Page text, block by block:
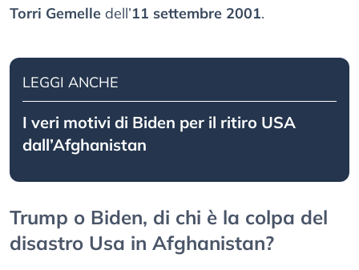
Torri Gemelle dell’11 settembre 2001.
LEGGI ANCHE
I veri motivi di Biden per il ritiro USA
dall’Afghanistan
Trump o Biden, di chi è la colpa del
disastro Usa in Afghanistan?